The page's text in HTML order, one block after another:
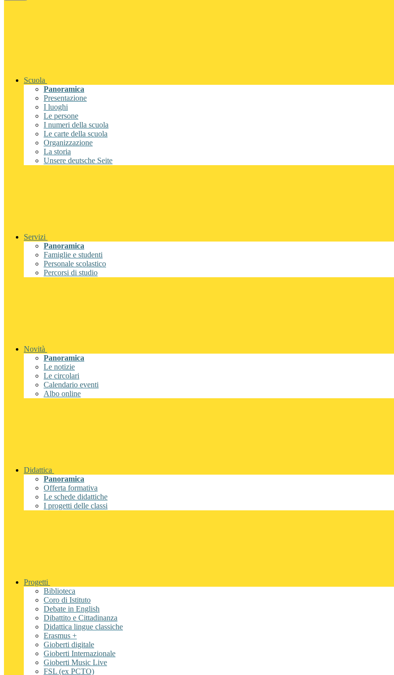
Scuola
Panoramica
Presentazione
I luoghi
Le persone
I numeri della scuola
Le carte della scuola
Organizzazione
La storia
Unsere deutsche Seite
Servizi
Panoramica
Famiglie e studenti
Personale scolastico
Percorsi di studio
Novità
Panoramica
Le notizie
Le circolari
Calendario eventi
Albo online
Didattica
Panoramica
Offerta formativa
Le schede didattiche
I progetti delle classi
Progetti
Biblioteca
Coro di Istituto
Debate in English
Dibattito e Cittadinanza
Didattica lingue classiche
Erasmus +
Gioberti digitale
Gioberti Internazionale
Gioberti Music Live
FSL (ex PCTO)